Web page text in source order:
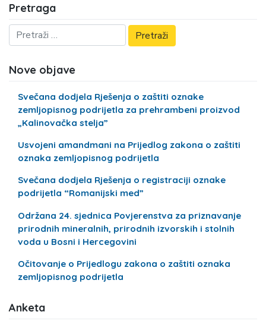
Pretraga
Nove objave
Svečana dodjela Rješenja o zaštiti oznake
zemljopisnog podrijetla za prehrambeni proizvod
„Kalinovačka stelja”
Usvojeni amandmani na Prijedlog zakona o zaštiti
oznaka zemljopisnog podrijetla
Svečana dodjela Rješenja o registraciji oznake
podrijetla “Romanijski med”
Održana 24. sjednica Povjerenstva za priznavanje
prirodnih mineralnih, prirodnih izvorskih i stolnih
voda u Bosni i Hercegovini
Očitovanje o Prijedlogu zakona o zaštiti oznaka
zemljopisnog podrijetla
Anketa